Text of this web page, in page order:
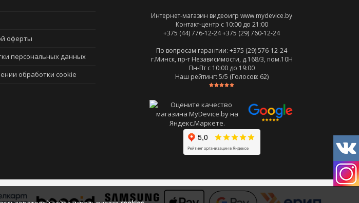
оферты
персональных данных
обработки cookie
Интернет-магазин видеоигр www.mydevice.by
Контакт-центр с 10:00 до 21:00
+375 (44) 776-12-24+375 (29) 760-12-24
По вопросам гарантии: +375 (29) 576-12-24
г.Минск, пр-т Независимости, д.168/3, пом.10Н
Пн-Пт c 10:00 до 19:00
Наш рейтинг: 5/5 (Голосов: 62)